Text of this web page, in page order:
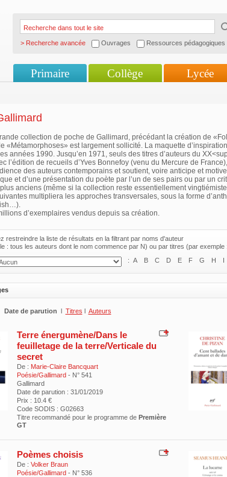
> Recherche avancée Ouvrages Ressources pédagogiques
Primaire Collège Lycée
collection de poche de Gallimard, précédant la création de
«Métamorphoses» est largement sollicité. La maquette
années 1990. Jusqu’en 1971, seuls des titres d’auteurs du
l’édition de recueils d’Yves Bonnefoy (venu du Mercure de
des auteurs contemporains et soutient, voire anticipe et
et d’une présentation du poète par l’un de ses pairs ou par un
anciens (même si la collection reste essentiellement
multipliera les approches transversales, sous la forme
d’exemplaires vendus depuis sa création.
restreindre la liste de résultats en la filtrant par noms d'auteur
: tous les auteurs dont le nom commence par N) ou par titres (par exemple
: A B C D E F G H I
Date de parution l Titres l Auteurs
Terre énergumène/Dans le
feuilletage de la terre/Verticale du
secret
De : Marie-Claire Bancquart
Poésie/Gallimard - N° 541
Gallimard
Date de parution : 31/01/2019
Prix : 10.4 €
Code SODIS : G02663
Titre recommandé pour le programme de Première
GT
Poèmes choisis
De : Volker Braun
Poésie/Gallimard - N° 536